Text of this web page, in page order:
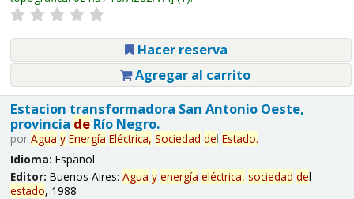
Hacer reserva
Agregar al carrito
Estacion transformadora San Antonio Oeste,
provincia deRío Negro.
por Agua y Energía Eléctrica, Sociedad del Estado.
Idioma: Español
Editor: Buenos Aires: Agua y energía eléctrica, sociedad del
estado, 1988